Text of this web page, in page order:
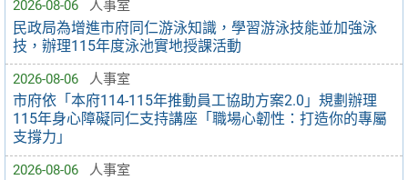
2026-08-06 人事室
民政局為增進市府同仁游泳知識，學習游泳技能並加強泳
技，辦理115年度泳池實地授課活動
2026-08-06 人事室
市府依「本府114-115年推動員工協助方案2.0」規劃辦理
115年身心障礙同仁支持講座「職場心韌性：打造你的專屬
支撐力」
2026-08-06 人事室